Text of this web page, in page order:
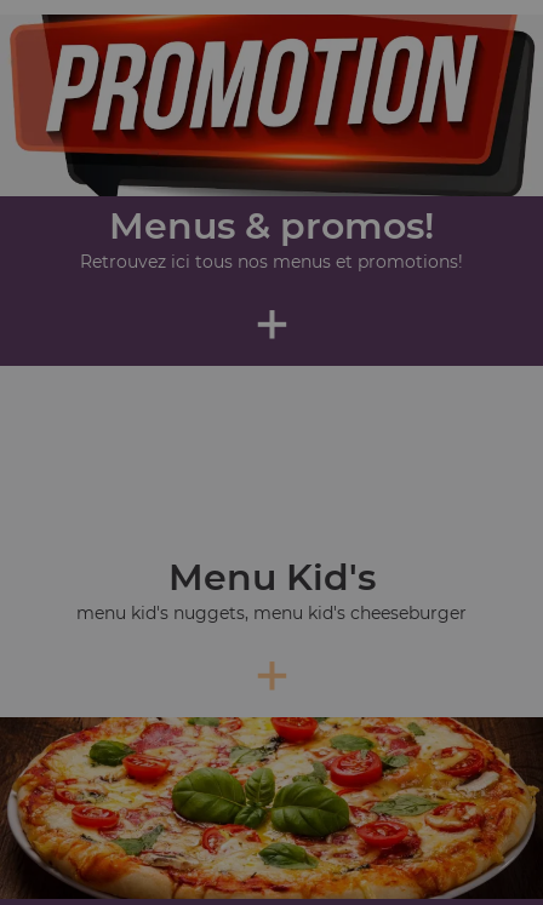
Menus & promos!
Retrouvez ici tous nos menus et promotions!
+
Menu Kid's
menu kid's nuggets, menu kid's cheeseburger
+